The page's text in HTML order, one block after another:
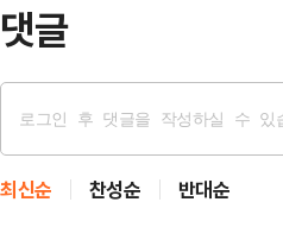
댓글
최신순 찬성순 반대순